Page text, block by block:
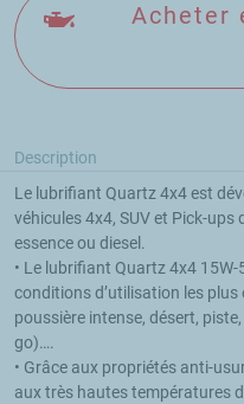
Acheter
Description
Le lubrifiant Quartz 4x4 est
véhicules 4x4, SUV et Pick-
essence ou diesel.
• Le lubrifiant Quartz 4x4
conditions d’utilisation les
poussière intense, désert,
go)….
• Grâce aux propriétés anti-
aux très hautes températures